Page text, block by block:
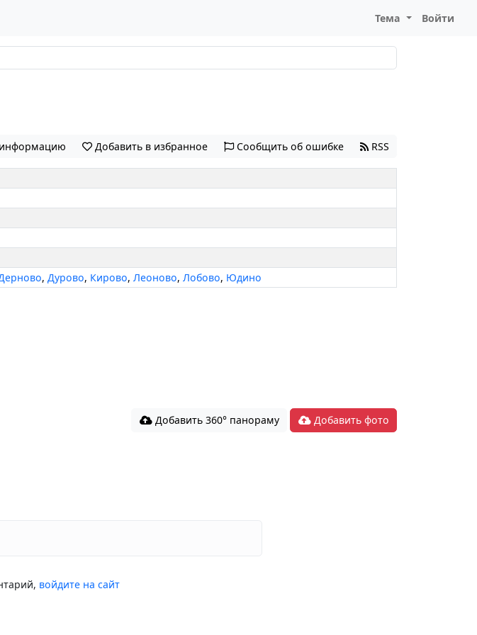
Тема Войти
информацию Добавить в избранное Сообщить об ошибке RSS
,Дурово, Кирово,Леоново,Лобово, Юдино
Добавить 360° панораму Добавить фото
войдите на сайт